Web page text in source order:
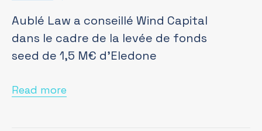
Aublé Law a conseillé Wind Capital
dans le cadre de la levée de fonds
seed de 1,5 M€ d’Eledone
Read more